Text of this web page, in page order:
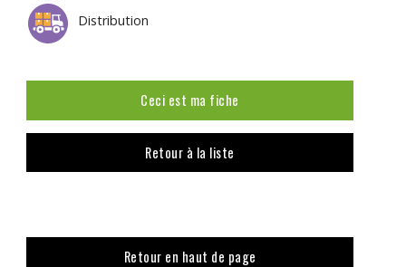
Distribution
Ceci est ma fiche
Retour à la liste
Retour en haut de page